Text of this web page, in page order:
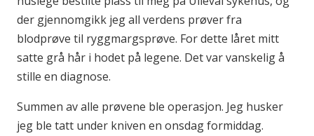
der gjennomgikk jeg all verdens prøver fra
blodprøve til ryggmargsprøve. For dette låret mitt
satte grå hår i hodet på legene. Det var vanskelig å
stille en diagnose.
Summen av alle prøvene ble operasjon. Jeg husker
jeg ble tatt under kniven en onsdag formiddag.